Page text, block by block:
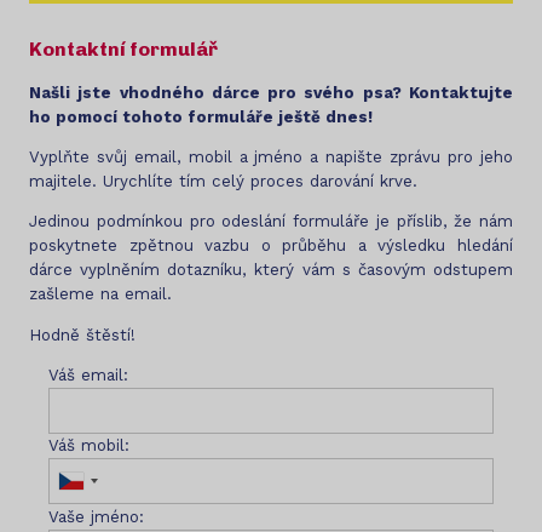
Kontaktní formulář
Našli jste vhodného dárce pro svého psa? Kontaktujte
ho pomocí tohoto formuláře ještě dnes!
Vyplňte svůj email, mobil a jméno a napište zprávu pro jeho
majitele. Urychlíte tím celý proces darování krve.
Jedinou podmínkou pro odeslání formuláře je příslib, že nám
poskytnete zpětnou vazbu o průběhu a výsledku hledání
dárce vyplněním dotazníku, který vám s časovým odstupem
zašleme na email.
Hodně štěstí!
Váš email:
Váš mobil:
Vaše jméno: